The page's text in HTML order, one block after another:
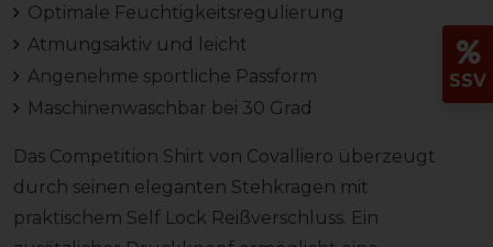
Optimale Feuchtigkeitsregulierung
Atmungsaktiv und leicht
Angenehme sportliche Passform
Maschinenwaschbar bei 30 Grad
Das Competition Shirt von Covalliero überzeugt
durch seinen eleganten Stehkragen mit
praktischem Self Lock Reißverschluss. Ein
SSV